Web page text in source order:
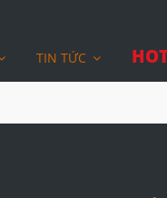
TIN TỨC